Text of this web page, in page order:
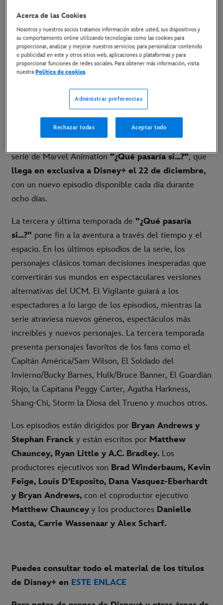
el 22 de diciembre
LINK AL TRÁILER
Madrid, 11 de noviembre de 2024.-Ya está
serie de Marvel Animation "¿Qué pasaría si...?", que
llega en exclusiva a Disney+ el 22 de diciembre,
con un nuevo episodio disponible cada día durante
ocho días.
La tercera y última temporada de "¿Qué pasaría
si...?" pone fin a la aventura a través del tiempo y el
espacio. En los últimos episodios de la serie, los
personajes clásicos toman decisiones inesperadas que
convertirán sus mundos en espectaculares versiones
alternativas del UCM. El Vigilante guiará a los
espectadores a lo largo de los episodios, mientras la
serie atraviesa nuevos géneros, espectáculos más
increíbles y nuevos personajes. La tercera temporada
presenta personajes favoritos de los fans como el
Capitán América/Sam Wilson, El Soldado del
Invierno/Bucky Barnes, Hulk/Bruce Banner, El Guardián
Rojo, la Capitana Peggy Carter, Agatha Harkness,
Shang-Chi, Storm la Diosa del Trueno y muchos otros.
Los episodios están dirigidos por Bryan Andrews y
Stephan Franck y están escritos por Matthew
Chauncey, Ryan Little y A.C. Bradley. Los
productores ejecutivos son Brad Winderbaum, Kevin
Feige, Louis D'Esposito, Dana Vasquez-Eberhardt
y Bryan Andrews, con el coproductor ejecutivo
Matthew Chauncey y los productores Danielle
Costa, Carrie Wassenaar y Alex Scharf.
Puedes consultar todo el material de los títulos
de Disney+ en ESTE ENLACE
Acerca de las Cookies
Nosotros y nuestros socios tratamos información sobre usted, sus dispositivos y
su comportamiento online utilizando tecnologías como las cookies para
proporcionar, analizar y mejorar nuestros servicios; para personalizar contenido
o publicidad en este y otros sitios web, aplicaciones o plataformas y para
proporcionar funciones de redes sociales. Para obtener más información, visita
nuestraPolítica de cookies.
Administrar preferencias
Rechazar todas Aceptar todo